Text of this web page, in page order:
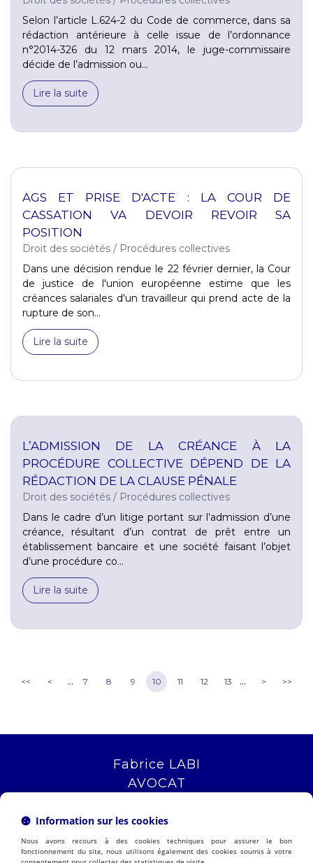
Selon l’article L.624-2 du Code de commerce, dans sa
rédaction antérieure à celle issue de l’ordonnance
n°2014-326 du 12 mars 2014, le juge-commissaire
décide de l’admission ou...
Lire la suite
AGS ET PRISE D'ACTE : LA COUR DE
CASSATION VA DEVOIR REVOIR SA
POSITION
Droit des sociétés / Procédures collectives
Dans une décision rendue le 22 février dernier, la Cour
de justice de l'union européenne estime que les
créances salariales d'un travailleur qui prend acte de la
rupture de son...
Lire la suite
L’ADMISSION DE LA CRÉANCE À LA
PROCÉDURE COLLECTIVE DÉPEND DE LA
RÉDACTION DE LA CLAUSE PÉNALE
Droit des sociétés / Procédures collectives
Dans le cadre d’un litige portant sur l’admission d’une
créance, résultant d’un contrat de prêt entre un
établissement bancaire et une société faisant l’objet
d’une procédure co...
Lire la suite
<< < ... 7 8 9 10 11 12 13 ... > >>
Fabrice LABI
AVOCAT
13006 MARSEILLE
NOUS LOCALISER
Information sur les cookies
Nous avons recours à des cookies techniques pour assurer le bon
fonctionnement du site, nous utilisons également des cookies soumis à votre